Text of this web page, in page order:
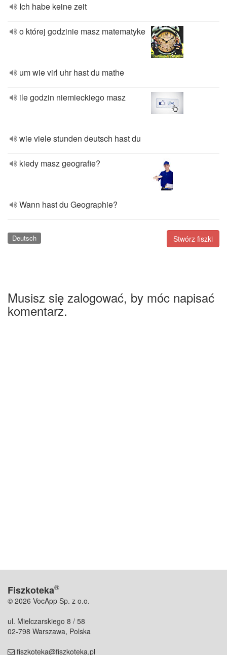
Ich habe keine zeit
o której godzinie masz matematyke
um wie virl uhr hast du mathe
ile godzin niemieckiego masz
wie viele stunden deutsch hast du
kiedy masz geografie?
Wann hast du Geographie?
Stwórz fiszki
Deutsch
Musisz się zalogować, by móc napisać
komentarz.
Fiszkoteka®
© 2026 VocApp Sp. z o.o.
ul. Mielczarskiego 8 / 58
02-798 Warszawa, Polska
fiszkoteka@fiszkoteka.pl